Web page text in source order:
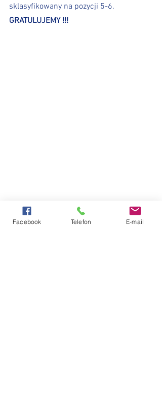
sklasyfikowany na pozycji 5-6.
GRATULUJEMY !!!
Facebook Telefon E-mail